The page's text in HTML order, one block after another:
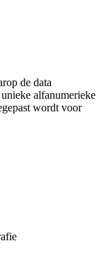
de data
alfanumerieke
wordt voor